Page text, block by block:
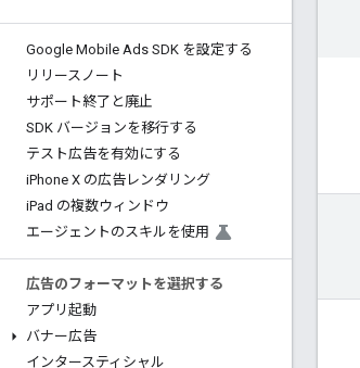
Google Mobile Ads SDK を設定する
リリースノート
サポート終了と廃止
SDK バージョンを移行する
テスト広告を有効にする
iPhone X の広告レンダリング
iPad の複数ウィンドウ
エージェントのスキルを使用
広告のフォーマットを選択する
アプリ起動
バナー広告
インタースティシャル